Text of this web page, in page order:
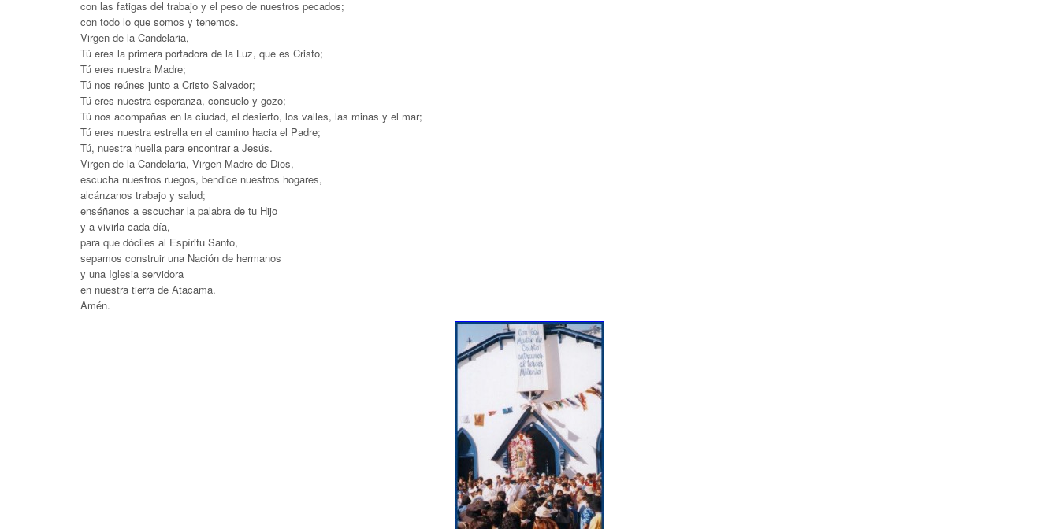
con las fatigas del trabajo y el peso de nuestros pecados;
con todo lo que somos y tenemos.
Virgen de la Candelaria,
Tú eres la primera portadora de la Luz, que es Cristo;
Tú eres nuestra Madre;
Tú nos reúnes junto a Cristo Salvador;
Tú eres nuestra esperanza, consuelo y gozo;
Tú nos acompañas en la ciudad, el desierto, los valles, las minas y el mar;
Tú eres nuestra estrella en el camino hacia el Padre;
Tú, nuestra huella para encontrar a Jesús.
Virgen de la Candelaria, Virgen Madre de Dios,
escucha nuestros ruegos, bendice nuestros hogares,
alcánzanos trabajo y salud;
enséñanos a escuchar la palabra de tu Hijo
y a vivirla cada día,
para que dóciles al Espíritu Santo,
sepamos construir una Nación de hermanos
y una Iglesia servidora
en nuestra tierra de Atacama.
Amén.